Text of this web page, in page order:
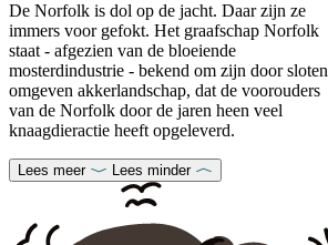
De Norfolk is dol op de jacht. Daar zijn ze
immers voor gefokt. Het graafschap Norfolk
staat - afgezien van de bloeiende
mosterdindustrie - bekend om zijn door sloten
omgeven akkerlandschap, dat de voorouders
van de Norfolk door de jaren heen veel
knaagdieractie heeft opgeleverd.
Lees meer Lees minder